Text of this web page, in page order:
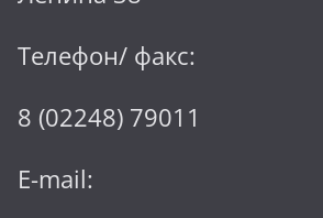
Телефон/ факс:
8 (02248) 79011
E-mail: